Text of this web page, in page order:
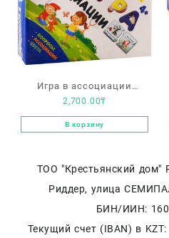
Игра в ассоциации
“Противоположности”
2,700.00₸
В корзину
ТОО "Крестьянский дом"
Риддер, улица
БИН/ИИН:
Текущий счет (IBAN) в